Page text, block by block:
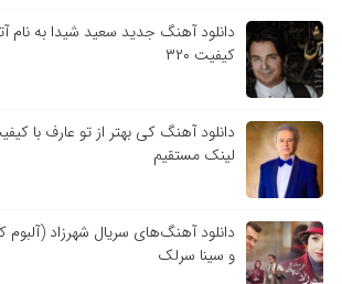
دانلود آهنگ جدید سعید شیدا به
کیفیت ۳۲۰
دانلود آهنگ کی بهتر از تو عارف با
لینک مستقیم
دانلود آهنگ‌های سریال شهرزاد
و سینا سرلک